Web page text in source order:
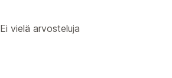
Ei vielä arvosteluja